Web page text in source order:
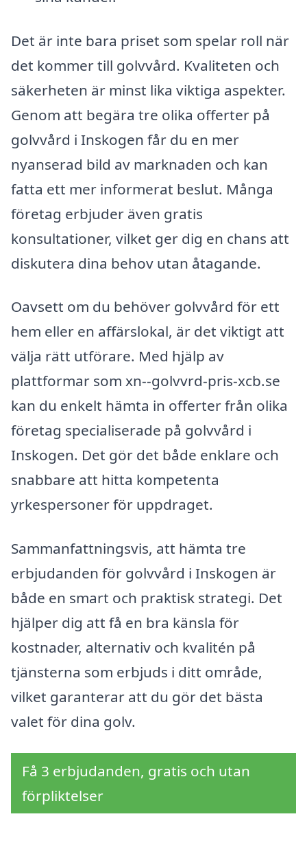
Det är inte bara priset som spelar roll när
det kommer till golvvård. Kvaliteten och
säkerheten är minst lika viktiga aspekter.
Genom att begära tre olika offerter på
golvvård i Inskogen får du en mer
nyanserad bild av marknaden och kan
fatta ett mer informerat beslut. Många
företag erbjuder även gratis
konsultationer, vilket ger dig en chans att
diskutera dina behov utan åtagande.
Oavsett om du behöver golvvård för ett
hem eller en affärslokal, är det viktigt att
välja rätt utförare. Med hjälp av
plattformar som xn--golvvrd-pris-xcb.se
kan du enkelt hämta in offerter från olika
företag specialiserade på golvvård i
Inskogen. Det gör det både enklare och
snabbare att hitta kompetenta
yrkespersoner för uppdraget.
Sammanfattningsvis, att hämta tre
erbjudanden för golvvård i Inskogen är
både en smart och praktisk strategi. Det
hjälper dig att få en bra känsla för
kostnader, alternativ och kvalitén på
tjänsterna som erbjuds i ditt område,
vilket garanterar att du gör det bästa
valet för dina golv.
Få 3 erbjudanden, gratis och utan
förpliktelser